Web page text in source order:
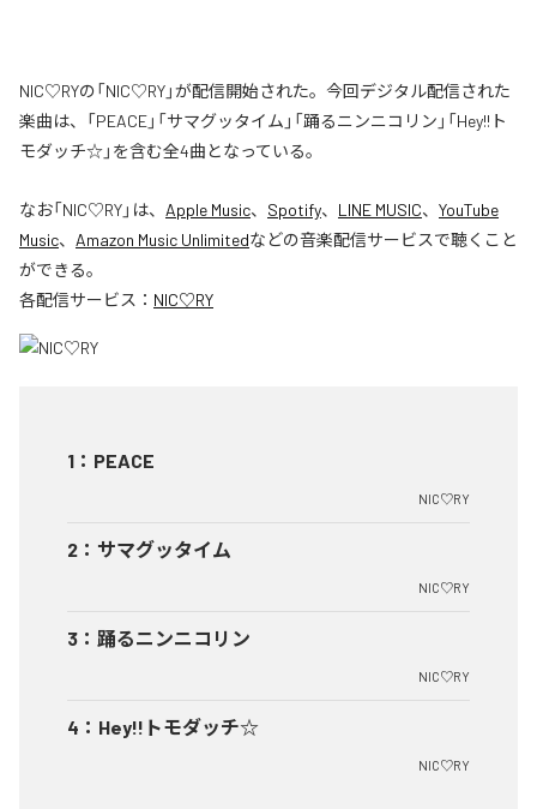
NIC♡RYの「NIC♡RY」が配信開始された。今回デジタル配信された
楽曲は、「PEACE」「サマグッタイム」「踊るニンニコリン」「Hey!!ト
モダッチ☆」を含む全4曲となっている。
なお「NIC♡RY」は、 Apple Music、 Spotify、 LINE MUSIC、 YouTube
Music、 Amazon Music Unlimitedなどの音楽配信サービスで聴くこと
ができる。
各配信サービス： NIC♡RY
1 ： PEACE
NIC♡RY
2 ： サマグッタイム
NIC♡RY
3 ： 踊るニンニコリン
NIC♡RY
4 ： Hey!!トモダッチ☆
NIC♡RY